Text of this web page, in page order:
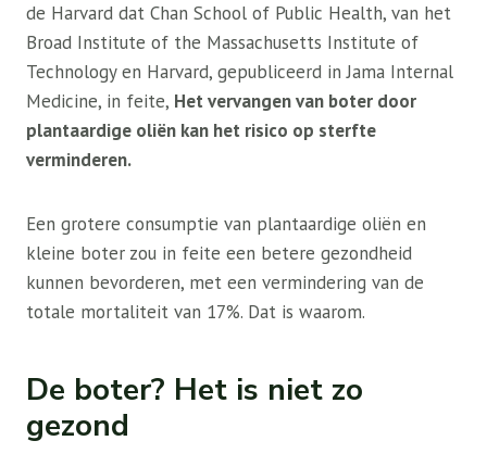
de Harvard dat Chan School of Public Health, van het
Broad Institute of the Massachusetts Institute of
Technology en Harvard, gepubliceerd in Jama Internal
Medicine, in feite, Het vervangen van boter door
plantaardige oliën kan het risico op sterfte
verminderen.
Een grotere consumptie van plantaardige oliën en
kleine boter zou in feite een betere gezondheid
kunnen bevorderen, met een vermindering van de
totale mortaliteit van 17%. Dat is waarom.
De boter? Het is niet zo
gezond